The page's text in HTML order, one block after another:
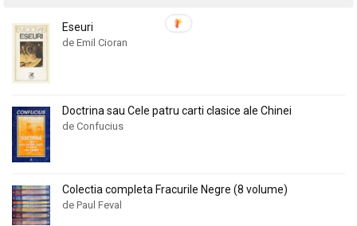
Alberto Bevilacqua
Alberto Martini
Alcifron
Aldous Huxley
Aleksa Celebonovic
Aleksander Wojciechowscki
Alberto Bevilacqua
Alberto Martini
Alcifron
Aldous Huxley
Aleksa Celebonovic
Aleksander Wojciechowscki
Eseuri
de Emil Cioran
Doctrina sau Cele patru carti clasice ale Chinei
de Confucius
Colectia completa Fracurile Negre (8 volume)
de Paul Feval